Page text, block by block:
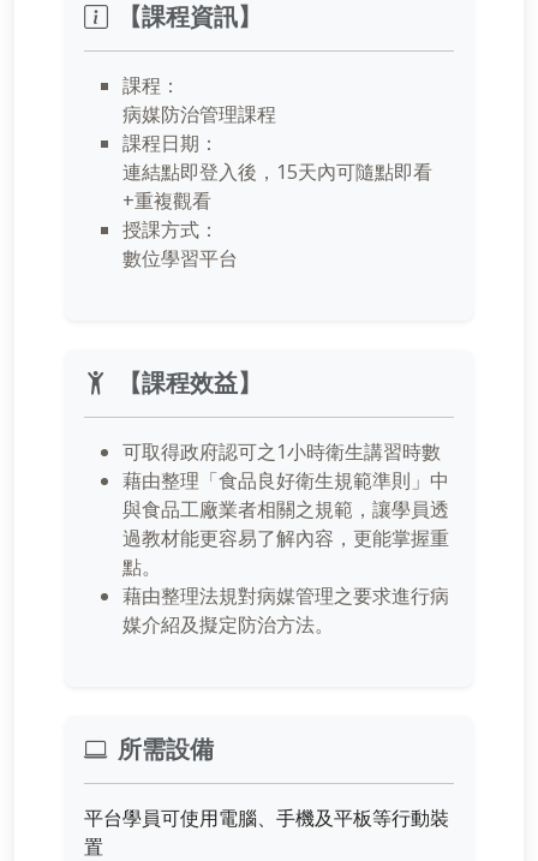
【課程資訊】
課程：
病媒防治管理課程
課程日期：
連結點即登入後，15天內可隨點即看
+重複觀看
授課方式：
數位學習平台
【課程效益】
可取得政府認可之1小時衛生講習時數
藉由整理「食品良好衛生規範準則」中
與食品工廠業者相關之規範，讓學員透
過教材能更容易了解內容，更能掌握重
點。
藉由整理法規對病媒管理之要求進行病
媒介紹及擬定防治方法。
所需設備
平台學員可使用電腦、手機及平板等行動裝
置